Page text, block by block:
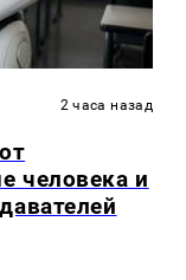
2 часа назад
человека и